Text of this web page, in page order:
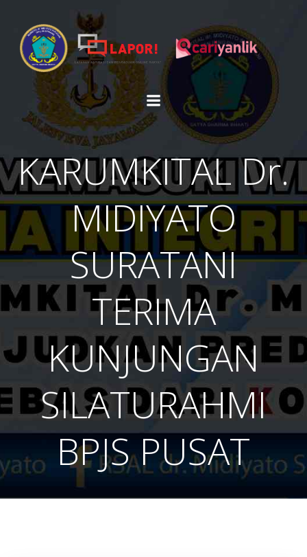
content
KARUMKITAL Dr.
MIDIYATO
SURATANI
TERIMA
KUNJUNGAN
SILATURAHMI
BPJS PUSAT